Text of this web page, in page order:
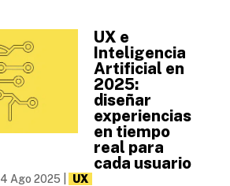
UX e
Inteligencia
Artificial en
2025:
diseñar
experiencias
en tiempo
real para
cada usuario
4 Ago 2025 UX